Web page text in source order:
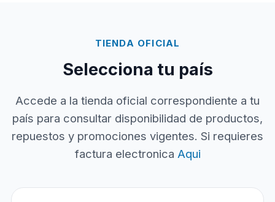
TIENDA OFICIAL
Selecciona tu país
Accede a la tienda oficial correspondiente a tu
país para consultar disponibilidad de productos,
repuestos y promociones vigentes. Si requieres
factura electronica Aqui